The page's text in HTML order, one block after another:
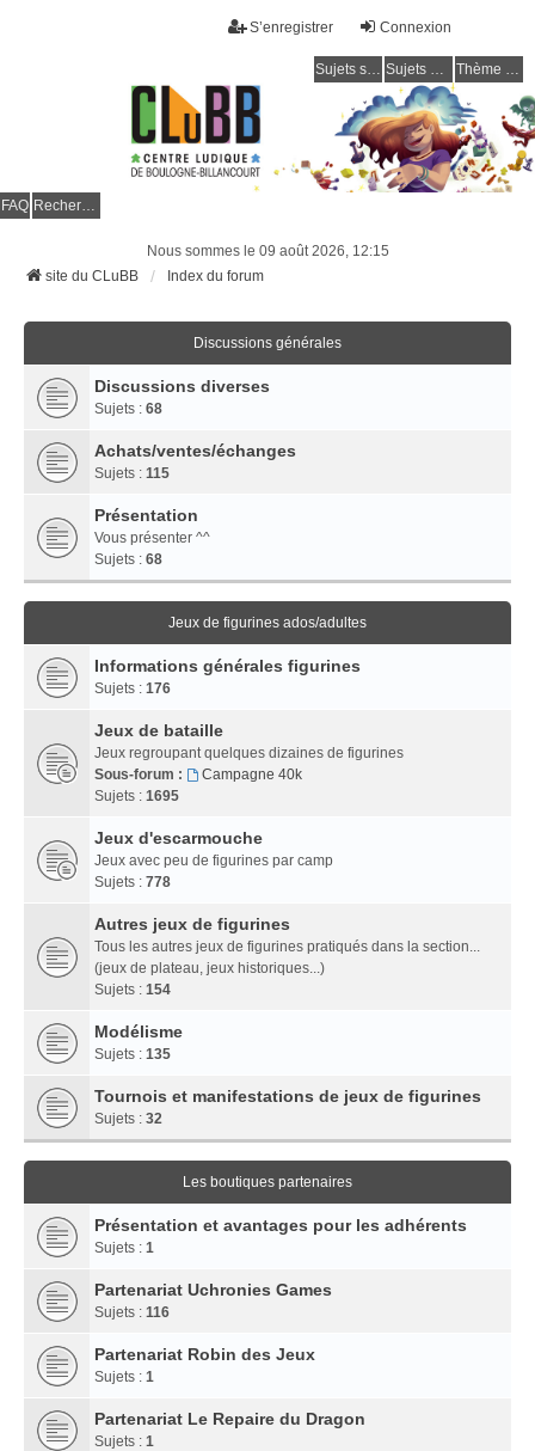
Connexion
S’enregistrer
Sujets sans réponse Sujets actifs Thème clair / foncé
FAQ Rechercher
Nous sommes le 09 août 2026, 12:15
site du CLuBB
Index du forum
Discussions générales
Discussions diverses
Sujets : 68
Achats/ventes/échanges
Sujets : 115
Présentation
Vous présenter ^^
Sujets : 68
Jeux de figurines ados/adultes
Informations générales figurines
Sujets : 176
Jeux de bataille
Jeux regroupant quelques dizaines de figurines
Sous-forum :
Campagne 40k
Sujets : 1695
Jeux d'escarmouche
Jeux avec peu de figurines par camp
Sujets : 778
Autres jeux de figurines
Tous les autres jeux de figurines pratiqués dans la section...
(jeux de plateau, jeux historiques...)
Sujets : 154
Modélisme
Sujets : 135
Tournois et manifestations de jeux de figurines
Sujets : 32
Les boutiques partenaires
Présentation et avantages pour les adhérents
Sujets : 1
Partenariat Uchronies Games
Sujets : 116
Partenariat Robin des Jeux
Sujets : 1
Partenariat Le Repaire du Dragon
Sujets : 1